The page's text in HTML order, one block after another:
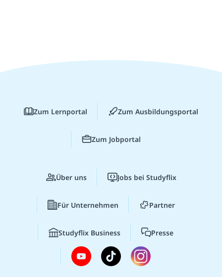
Zum Lernportal Zum Ausbildungsportal
Zum Jobportal
Über uns Jobs bei Studyflix
Für Unternehmen Partner
Studyflix Business Presse